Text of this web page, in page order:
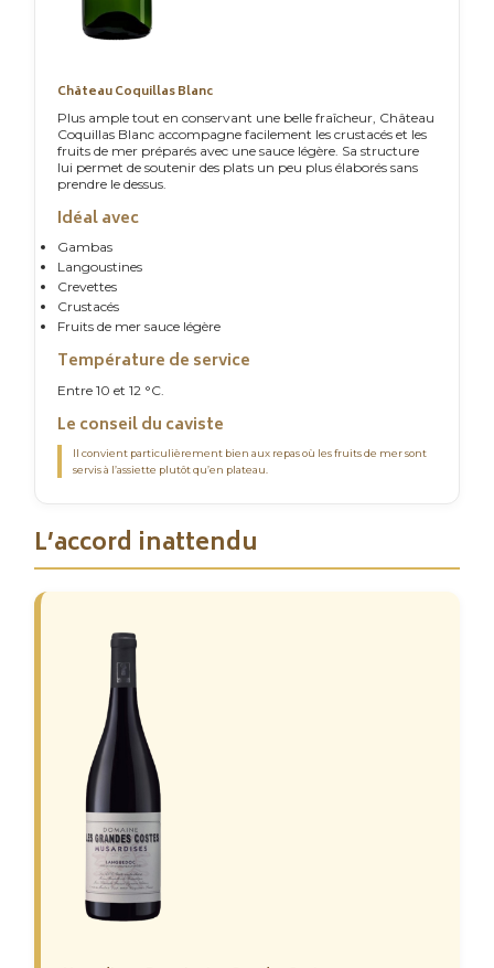
Château Coquillas Blanc
Plus ample tout en conservant une belle fraîcheur, Château
Coquillas Blanc accompagne facilement les crustacés et les
fruits de mer préparés avec une sauce légère. Sa structure
lui permet de soutenir des plats un peu plus élaborés sans
prendre le dessus.
Idéal avec
Gambas
Langoustines
Crevettes
Crustacés
Fruits de mer sauce légère
Température de service
Entre 10 et 12 °C.
Le conseil du caviste
Il convient particulièrement bien aux repas où les fruits de mer sont
servis à l’assiette plutôt qu’en plateau.
L’accord inattendu